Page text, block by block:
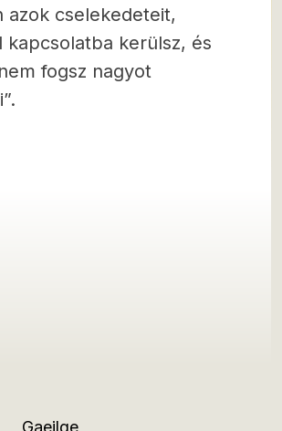
Gaeilge
azok cselekedeteit,
kapcsolatba kerülsz, és
fogsz nagyot